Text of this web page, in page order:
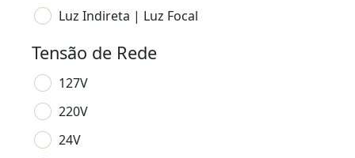
Luz Indireta | Luz Focal
Tensão de Rede
127V
220V
24V